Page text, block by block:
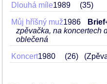
Dlouhá míle1989 35
Můj hříšný muž1986
zpěvačka, na koncertech
oblečená
Koncert1980 26